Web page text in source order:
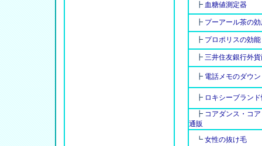
┣ 血糖値測定器
┣ プーアール茶の
┣ プロポリスの効能
┣ 三井住友銀行外
┣ 電話メモのダウ
┣ ロキシーブラン
┣ コアダンス・コ
通販
┗ 女性の抜け毛